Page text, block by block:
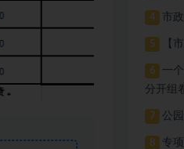
4 市
5 【
6
一
分开组
7 公
8 专